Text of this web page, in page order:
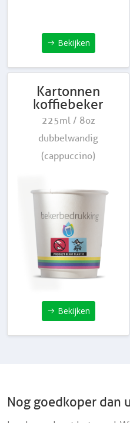
Bekijken
Kartonnen
koffiebeker
225ml / 8oz
dubbelwandig
(cappuccino)
Bekijken
Nog goedkoper dan